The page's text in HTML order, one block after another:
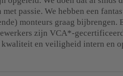
passie. We hebben een
monteurs graag bijbrengen.
zijn VCA*-
kwaliteit en veiligheid intern en